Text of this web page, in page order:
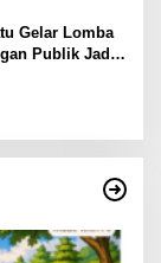
Gelar Lomba
Publik Jadi